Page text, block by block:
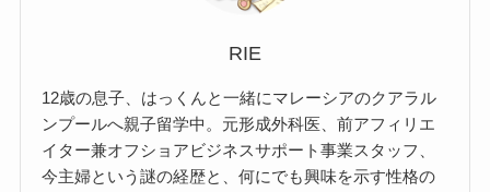
RIE
12歳の息子、はっくんと一緒にマレーシアのクアラル
ンプールへ親子留学中。元形成外科医、前アフィリエ
イター兼オフショアビジネスサポート事業スタッフ、
今主婦という謎の経歴と、何にでも興味を示す性格の